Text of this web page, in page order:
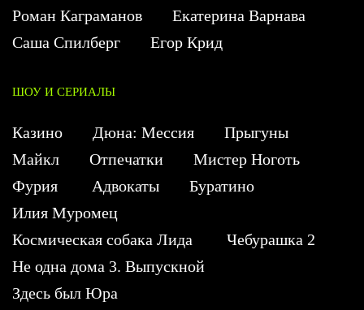
Роман Каграманов
Екатерина Варнава
Саша Спилберг
Егор Крид
ШОУ И СЕРИАЛЫ
Казино Дюна: Мессия
Прыгуны
Майкл
Отпечатки
Мистер Ноготь
Фурия
Адвокаты
Буратино
Илия Муромец
Космическая собака Лида
Чебурашка 2
Не одна дома 3. Выпускной
Здесь был Юра